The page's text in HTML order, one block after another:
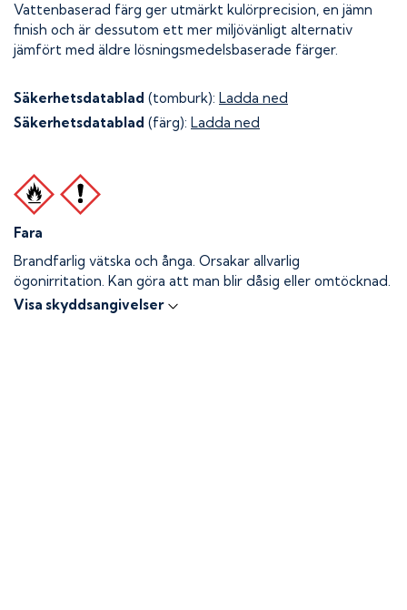
Vattenbaserad färg ger utmärkt kulörprecision, en jämn
finish och är dessutom ett mer miljövänligt alternativ
jämfört med äldre lösningsmedelsbaserade färger.
Säkerhetsdatablad (tomburk): Ladda ned
Säkerhetsdatablad (färg): Ladda ned
Fara
Brandfarlig vätska och ånga. Orsakar allvarlig
ögonirritation. Kan göra att man blir dåsig eller omtöcknad.
Visa skyddsangivelser